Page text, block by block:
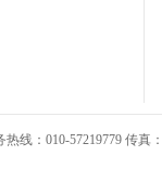
线：010-57219779 传真